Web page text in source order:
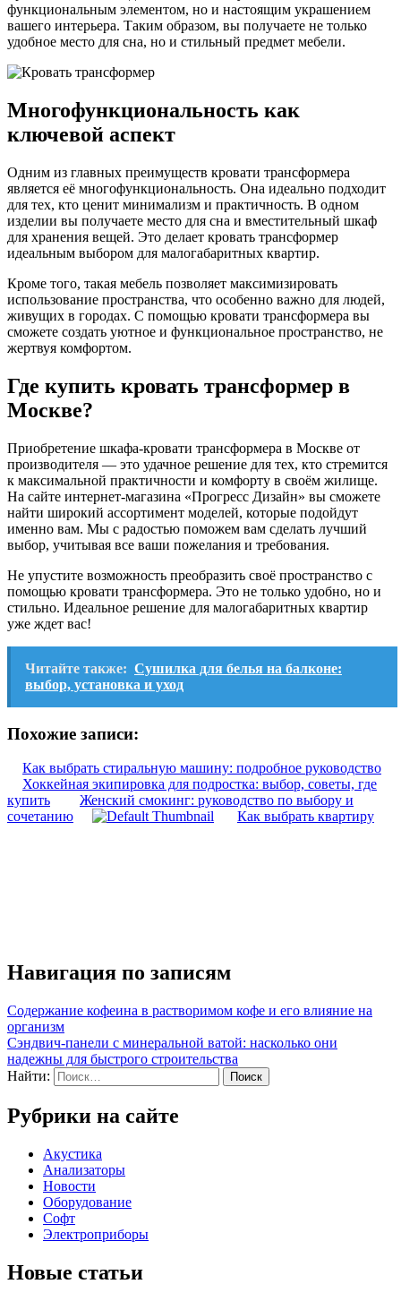
функциональным элементом, но и настоящим украшением
вашего интерьера. Таким образом, вы получаете не только
удобное место для сна, но и стильный предмет мебели.
Многофункциональность как
ключевой аспект
Одним из главных преимуществ кровати трансформера
является её многофункциональность. Она идеально подходит
для тех, кто ценит минимализм и практичность. В одном
изделии вы получаете место для сна и вместительный шкаф
для хранения вещей. Это делает кровать трансформер
идеальным выбором для малогабаритных квартир.
Кроме того, такая мебель позволяет максимизировать
использование пространства, что особенно важно для людей,
живущих в городах. С помощью кровати трансформера вы
сможете создать уютное и функциональное пространство, не
жертвуя комфортом.
Где купить кровать трансформер в
Москве?
Приобретение шкафа-кровати трансформера в Москве от
производителя — это удачное решение для тех, кто стремится
к максимальной практичности и комфорту в своём жилище.
На сайте интернет-магазина «Прогресс Дизайн» вы сможете
найти широкий ассортимент моделей, которые подойдут
именно вам. Мы с радостью поможем вам сделать лучший
выбор, учитывая все ваши пожелания и требования.
Не упустите возможность преобразить своё пространство с
помощью кровати трансформера. Это не только удобно, но и
стильно. Идеальное решение для малогабаритных квартир
уже ждет вас!
Читайте также: Сушилка для белья на балконе:
выбор, установка и уход
Похожие записи:
Как выбрать стиральную машину: подробное руководство
Хоккейная экипировка для подростка: выбор, советы, где
купить
Женский смокинг: руководство по выбору и
сочетанию
Как выбрать квартиру
Навигация по записям
Содержание кофеина в растворимом кофе и его влияние на
организм
Сэндвич-панели с минеральной ватой: насколько они
надежны для быстрого строительства
Найти:
Рубрики на сайте
Акустика
Анализаторы
Новости
Оборудование
Софт
Электроприборы
Новые статьи